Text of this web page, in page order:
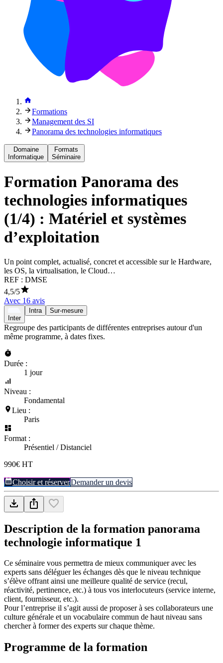
Formations
Management des SI
Panorama des technologies informatiques
Domaine
Informatique
Formats
Séminaire
Formation Panorama des
technologies informatiques
(1/4) : Matériel et systèmes
d’exploitation
Un point complet, actualisé, concret et accessible sur le Hardware,
les OS, la virtualisation, le Cloud…
REF : DMSE
4,5/5
Avec 16 avis
Inter
Intra Sur-mesure
Regroupe des participants de différentes entreprises autour d'un
même programme, à dates fixes.
Durée :
1 jour
Niveau :
Fondamental
Lieu :
Paris
Format :
Présentiel / Distanciel
990€ HT
Choisir et réserverDemander un devis
Description de la formation panorama
technologie informatique 1
Ce séminaire vous permettra de mieux communiquer avec les
experts sans déléguer les échanges dès que le niveau technique
s’élève offrant ainsi une meilleure qualité de service (recul,
réactivité, pertinence, etc.) à tous vos interlocuteurs (service interne,
client, fournisseur, etc.).
Pour l’entreprise il s’agit aussi de proposer à ses collaborateurs une
culture générale et un vocabulaire commun de haut niveau sans
chercher à former des experts sur chaque thème.
Programme de la formation